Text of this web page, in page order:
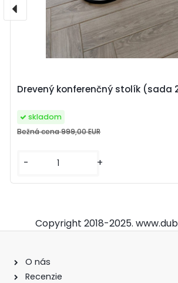
Drevený konferenčný stolík (sada
Bežná cena999,00 EUR
- +
skladom
Copyright 2018-2025.
O nás
Recenzie